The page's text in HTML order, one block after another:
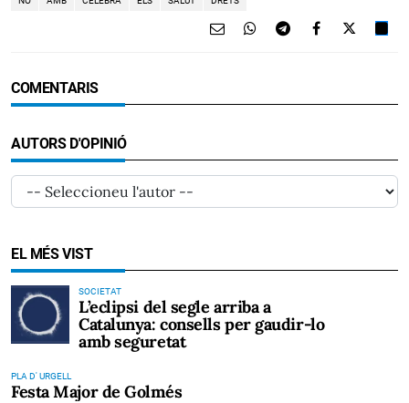
COMENTARIS
AUTORS D'OPINIÓ
EL MÉS VIST
SOCIETAT
L’eclipsi del segle arriba a
Catalunya: consells per gaudir-lo
amb seguretat
PLA D' URGELL
Festa Major de Golmés